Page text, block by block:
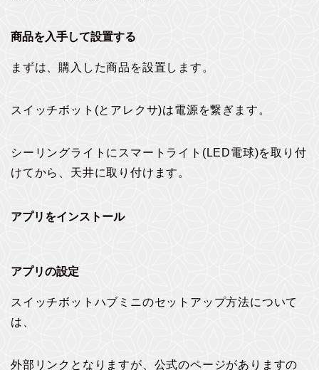
商品を入手して設置する
まずは、購入した商品を設置します。
スイッチボット(とアレクサ)は電源を繋ぎます。
シーリングライトにスマートライト(LED電球)を取り付
けてから、天井に取り付けます。
アプリをインストール
アプリの設定
スイッチボットハブミニのセットアップ方法について
は、
外部リンクとなりますが、公式のページがありますの